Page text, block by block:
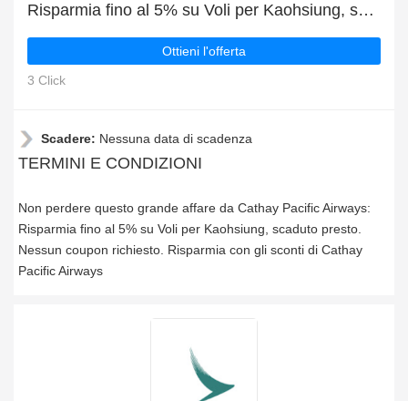
Risparmia fino al 5% su Voli per Kaohsiung, scaduto presto
Ottieni l'offerta
3 Click
Scadere: Nessuna data di scadenza
TERMINI E CONDIZIONI
Non perdere questo grande affare da Cathay Pacific Airways:
Risparmia fino al 5% su Voli per Kaohsiung, scaduto presto.
Nessun coupon richiesto. Risparmia con gli sconti di Cathay
Pacific Airways